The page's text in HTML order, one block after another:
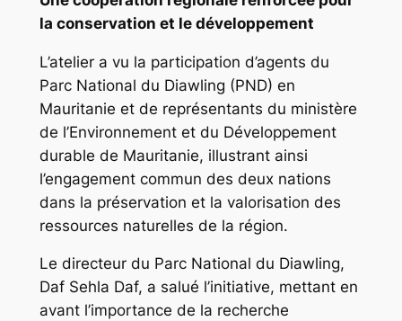
la conservation et le développement
L’atelier a vu la participation d’agents du
Parc National du Diawling (PND) en
Mauritanie et de représentants du ministère
de l’Environnement et du Développement
durable de Mauritanie, illustrant ainsi
l’engagement commun des deux nations
dans la préservation et la valorisation des
ressources naturelles de la région.
Le directeur du Parc National du Diawling,
Daf Sehla Daf, a salué l’initiative, mettant en
avant l’importance de la recherche